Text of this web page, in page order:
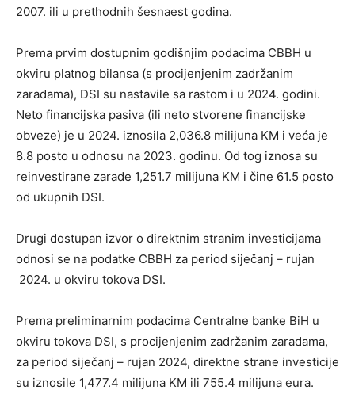
2007. ili u prethodnih šesnaest godina.
Prema prvim dostupnim godišnjim podacima CBBH u
okviru platnog bilansa (s procijenjenim zadržanim
zaradama), DSI su nastavile sa rastom i u 2024. godini.
Neto financijska pasiva (ili neto stvorene financijske
obveze) je u 2024. iznosila 2,036.8 milijuna KM i veća je
8.8 posto u odnosu na 2023. godinu. Od tog iznosa su
reinvestirane zarade 1,251.7 milijuna KM i čine 61.5 posto
od ukupnih DSI.
Drugi dostupan izvor o direktnim stranim investicijama
odnosi se na podatke CBBH za period siječanj – rujan
2024. u okviru tokova DSI.
Prema preliminarnim podacima Centralne banke BiH u
okviru tokova DSI, s procijenjenim zadržanim zaradama,
za period siječanj – rujan 2024, direktne strane investicije
su iznosile 1,477.4 milijuna KM ili 755.4 milijuna eura.